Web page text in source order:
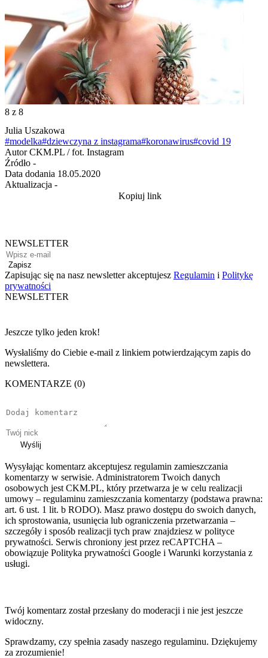
8 z 8
Julia Uszakowa
#modelka#dziewczyna z instagrama#koronawirus#covid 19
Autor CKM.PL / fot. Instagram
Źródło -
Data dodania 18.05.2020
Aktualizacja -
Kopiuj link
NEWSLETTER
Zapisz
Zapisując się na nasz newsletter akceptujesz Regulamin i Politykę
prywatności
NEWSLETTER
Jeszcze tylko jeden krok!
Wysłaliśmy do Ciebie e-mail z linkiem potwierdzającym zapis do
newslettera.
KOMENTARZE (0)
Wyślij
Wysyłając komentarz akceptujesz regulamin zamieszczania
komentarzy w serwisie. Administratorem Twoich danych
osobowych jest CKM.PL, który przetwarza je w celu realizacji
umowy – regulaminu zamieszczania komentarzy (podstawa prawna:
art. 6 ust. 1 lit. b RODO). Masz prawo dostępu do swoich danych,
ich sprostowania, usunięcia lub ograniczenia przetwarzania –
szczegóły i sposób realizacji tych praw znajdziesz w polityce
prywatności. Serwis chroniony jest przez reCAPTCHA –
obowiązuje Polityka prywatności Google i Warunki korzystania z
usługi.
Twój komentarz został przesłany do moderacji i nie jest jeszcze
widoczny.
Sprawdzamy, czy spełnia zasady naszego regulaminu. Dziękujemy
za zrozumienie!